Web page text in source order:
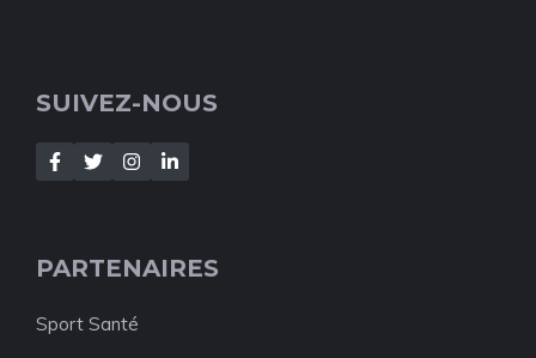
SUIVEZ-NOUS
PARTENAIRES
Sport Santé